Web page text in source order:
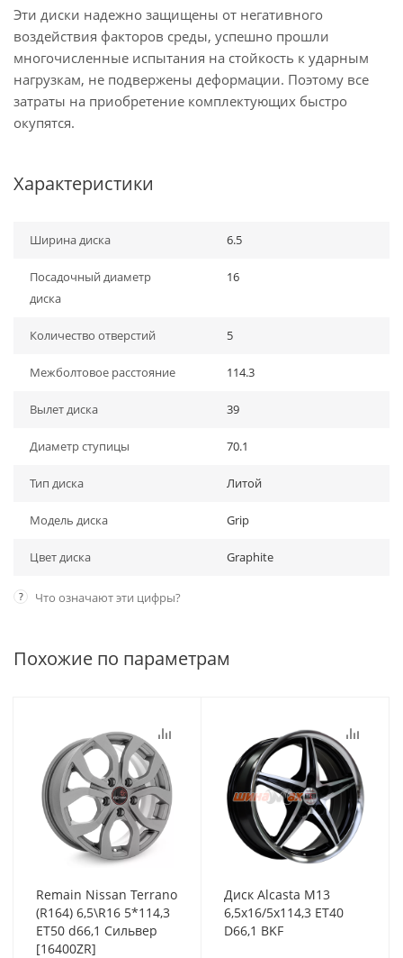
Эти диски надежно защищены от негативного
воздействия факторов среды, успешно прошли
многочисленные испытания на стойкость к ударным
нагрузкам, не подвержены деформации. Поэтому все
затраты на приобретение комплектующих быстро
окупятся.
Характеристики
Ширина диска 6.5
Посадочный диаметр
диска
16
Количество отверстий 5
Межболтовое расстояние 114.3
Вылет диска 39
Диаметр ступицы 70.1
Тип диска Литой
Модель диска Grip
Цвет диска Graphite
? Что означают эти цифры?
Похожие по параметрам
Remain Nissan Terrano
(R164) 6,5\R16 5*114,3
ET50 d66,1 Сильвер
[16400ZR]
Диск Alcasta M13
6,5x16/5x114,3 ET40
D66,1 BKF